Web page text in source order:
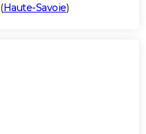
(Haute-Savoie)